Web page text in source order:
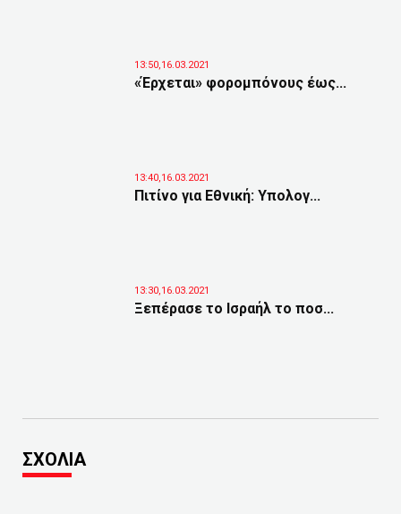
13:50,16.03.2021
«Έρχεται» φορομπόνους έως...
13:40,16.03.2021
Πιτίνο για Εθνική: Υπολογ...
13:30,16.03.2021
Ξεπέρασε το Ισραήλ το ποσ...
ΣΧΟΛΙΑ